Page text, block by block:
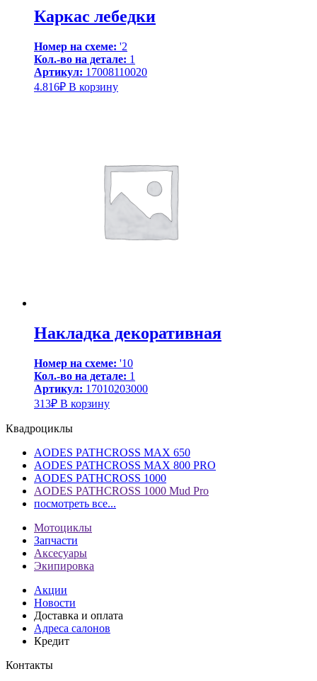
Каркас лебедки
Номер на схеме: '2
Кол.-во на детале: 1
Артикул: 17008110020
4.816₽ В корзину
Накладка декоративная
Номер на схеме: '10
Кол.-во на детале: 1
Артикул: 17010203000
313₽ В корзину
Квадроциклы
AODES PATHCROSS MAX 650
AODES PATHCROSS MAX 800 PRO
AODES PATHCROSS 1000
AODES PATHCROSS 1000 Mud Pro
посмотреть все...
Мотоциклы
Запчасти
Аксесуары
Экипировка
Акции
Новости
Доставка и оплата
Адреса салонов
Кредит
Контакты